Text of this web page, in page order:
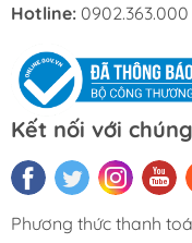
Hotline: 0902.363.000
Kết nối với
Phương thức thanh